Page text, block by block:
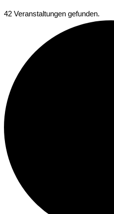
42 Veranstaltungen gefunden.